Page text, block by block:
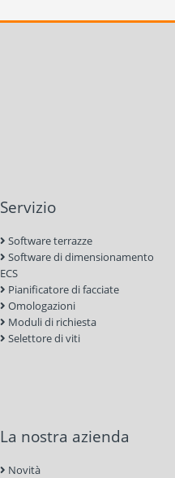
Servizio
Software terrazze
Software di dimensionamento
ECS
Pianificatore di facciate
Omologazioni
Moduli di richiesta
Selettore di viti
La nostra azienda
Novità